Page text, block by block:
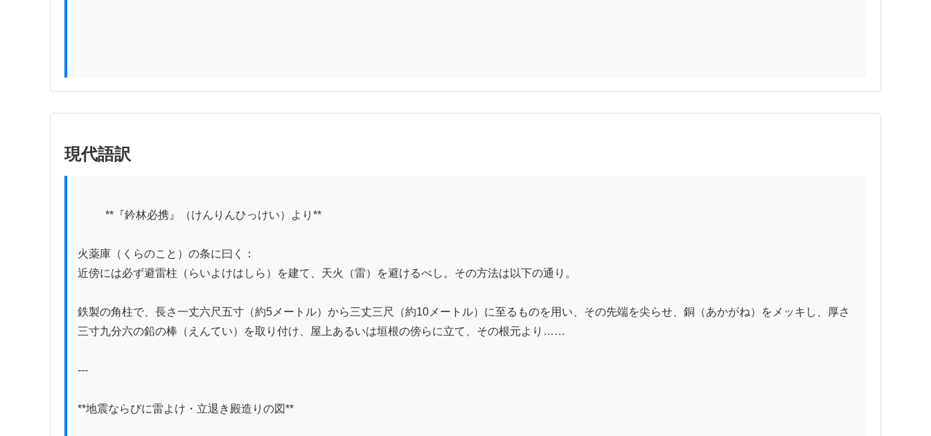
現代語訳
火薬庫（くらのこと）の条に曰く：
近傍には必ず避雷柱（らいよけはしら）を建て、天火（雷）を避けるべし。その方法は以下の通り。
鉄製の角柱で、長さ一丈六尺五寸（約5メートル）から三丈三尺（約10メートル）に至るものを用い、その先端を尖らせ、銅（あかがね）をメッキし、厚さ
三寸九分六の鉛の棒（えんてい）を取り付け、屋上あるいは垣根の傍らに立て、その根元より……
---
**地震ならびに雷よけ・立退き殿造りの図**